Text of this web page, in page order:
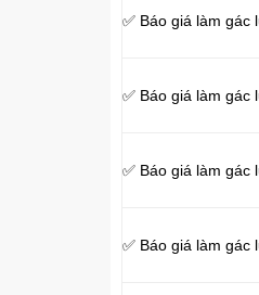
✅ Báo giá làm
✅ Báo giá làm gác
✅ Báo giá làm
✅ Báo giá làm